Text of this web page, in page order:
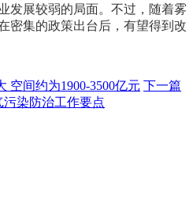
发展较弱的局面。不过，随着雾
密集的政策出台后，有望得到改
空间约为1900-3500亿元 下一篇
污染防治工作要点